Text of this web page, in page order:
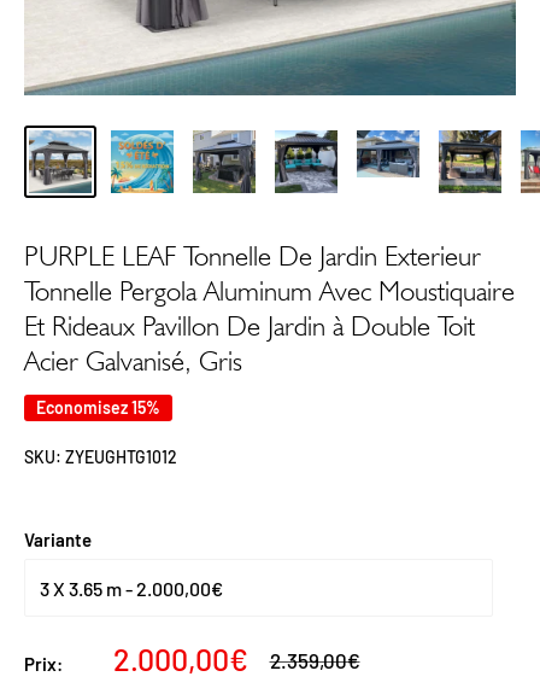
PURPLE LEAF Tonnelle De Jardin Exterieur
Tonnelle Pergola Aluminum Avec Moustiquaire
Et Rideaux Pavillon De Jardin à Double Toit
Acier Galvanisé, Gris
Economisez 15%
SKU: ZYEUGHTG1012
Variante
Prix:
Prix
2.000,00€
Prix
2.359,00€